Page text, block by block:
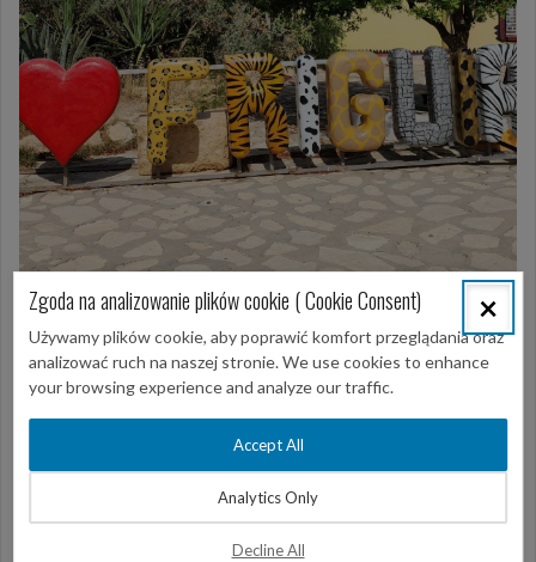
Opublikowany wHammamet półdniowe ,Hammamet-Sousse-
Mahdia, Wycieczki,Wycieczki półdniowe,Wycieczki z Hammametu
Wycieczki z Sousse
TaggedSousse
wpisu Aktualny cennik z Mahdii
×
Zgoda na analizowanie plików cookie ( Cookie Consent)
Używamy plików cookie, aby poprawić komfort przeglądania oraz
analizować ruch na naszej stronie. We use cookies to enhance
your browsing experience and analyze our traffic.
Accept All
Analytics Only
Decline All